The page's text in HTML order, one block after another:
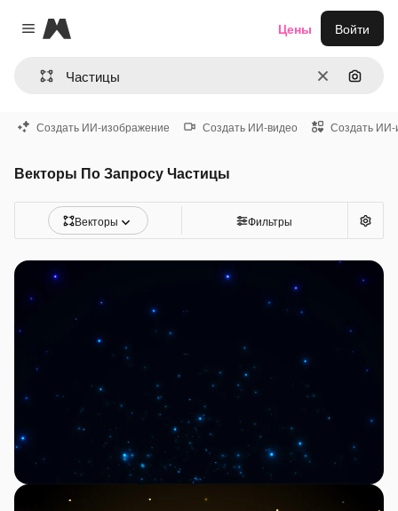
Close menu
Magnific
ОчиститьПоиск
Цены Войти
Создать ИИ-изображение Создать ИИ-видео Создать ИИ-
Векторы По Запросу Частицы
Векторы Фильтры